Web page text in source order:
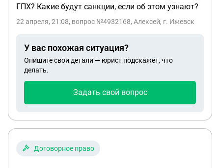
ГПХ? Какие будут санкции, если об этом узнают?
22 апреля, 21:08, вопрос №4932168, Алексей, г. Ижевск
У вас похожая ситуация?
Опишите свои детали — юрист подскажет, что
делать.
Задать свой вопрос
Договорное право